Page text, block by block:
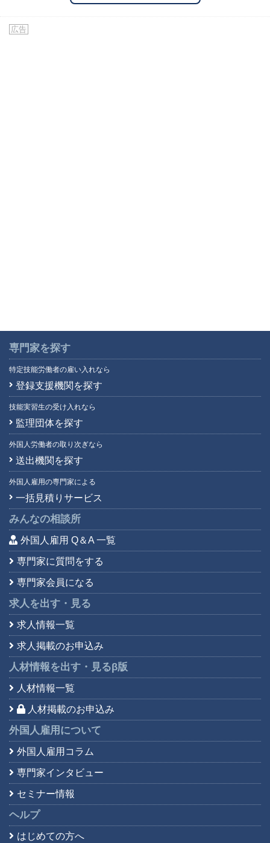
広告
専門家を探す
特定技能労働者の雇い入れなら
登録支援機関を探す
技能実習生の受け入れなら
監理団体を探す
外国人労働者の取り次ぎなら
送出機関を探す
外国人雇用の専門家による
一括見積りサービス
みんなの相談所
外国人雇用 Q＆A 一覧
専門家に質問をする
専門家会員になる
求人を出す・見る
求人情報一覧
求人掲載のお申込み
人材情報を出す・見るβ版
人材情報一覧
人材掲載のお申込み
外国人雇用について
外国人雇用コラム
専門家インタビュー
セミナー情報
ヘルプ
はじめての方へ